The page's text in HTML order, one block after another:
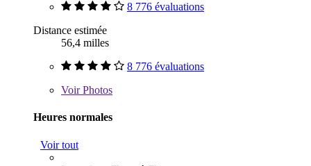
8 776 évaluations
Distance estimée
56,4 milles
8 776 évaluations
VoirPhotos
Heures normales
Voir tout